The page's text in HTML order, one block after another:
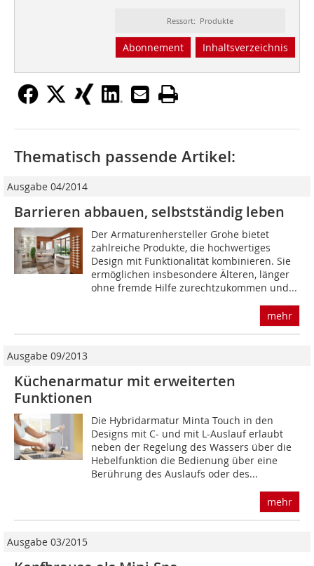
Ressort: Produkte
Abonnement Inhaltsverzeichnis
Thematisch passende Artikel:
Ausgabe 04/2014
Barrieren abbauen, selbstständig leben
Der Armaturenhersteller Grohe bietet
zahlreiche Produkte, die hochwertiges
Design mit Funktionalität kombinieren. Sie
ermöglichen insbesondere Älteren, länger
ohne fremde Hilfe zurechtzukommen und...
mehr
Ausgabe 09/2013
Küchenarmatur mit erweiterten
Funktionen
Die Hybridarmatur Minta Touch in den
Designs mit C- und mit L-Auslauf erlaubt
neben der Regelung des Wassers über die
Hebelfunktion die Bedienung über eine
Berührung des Auslaufs oder des...
mehr
Ausgabe 03/2015